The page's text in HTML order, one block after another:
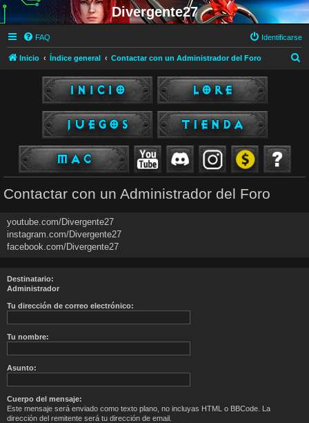
Divergente27
FAQ Identificarse
Inicio Índice general Contactar con un Administrador del Foro
Contactar con un Administrador del Foro
youtube.com/Divergente27
instagram.com/Divergente27
facebook.com/Divergente27
Destinatario:
Administrador
Tu dirección de correo electrónico:
Tu nombre:
Asunto:
Cuerpo del mensaje:
Este mensaje será enviado como texto plano, no incluyas HTML o BBCode. La
dirección del remitente será tu dirección de email.